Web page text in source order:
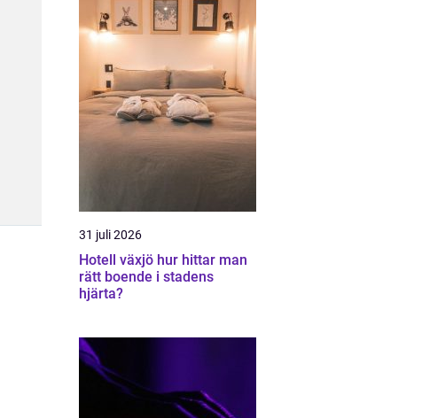
31 juli 2026
Hotell växjö hur hittar man
rätt boende i stadens
hjärta?